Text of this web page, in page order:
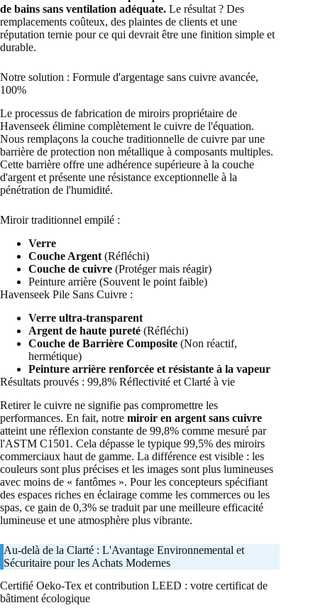
de bains sans ventilation adéquate. Le résultat ? Des
remplacements coûteux, des plaintes de clients et une
réputation ternie pour ce qui devrait être une finition simple et
durable.
Notre solution : Formule d'argentage sans cuivre avancée,
100%
Le processus de fabrication de miroirs propriétaire de
Havenseek élimine complètement le cuivre de l'équation.
Nous remplaçons la couche traditionnelle de cuivre par une
barrière de protection non métallique à composants multiples.
Cette barrière offre une adhérence supérieure à la couche
d'argent et présente une résistance exceptionnelle à la
pénétration de l'humidité.
Miroir traditionnel empilé :
Verre
Couche Argent (Réfléchi)
Couche de cuivre (Protéger mais réagir)
Peinture arrière (Souvent le point faible)
Havenseek Pile Sans Cuivre :
Verre ultra-transparent
Argent de haute pureté (Réfléchi)
Couche de Barrière Composite (Non réactif,
hermétique)
Peinture arrière renforcée et résistante à la vapeur
Résultats prouvés : 99,8% Réflectivité et Clarté à vie
Retirer le cuivre ne signifie pas compromettre les
performances. En fait, notre miroir en argent sans cuivre
atteint une réflexion constante de 99,8% comme mesuré par
l'ASTM C1501. Cela dépasse le typique 99,5% des miroirs
commerciaux haut de gamme. La différence est visible : les
couleurs sont plus précises et les images sont plus lumineuses
avec moins de « fantômes ». Pour les concepteurs spécifiant
des espaces riches en éclairage comme les commerces ou les
spas, ce gain de 0,3% se traduit par une meilleure efficacité
lumineuse et une atmosphère plus vibrante.
Au-delà de la Clarté : L'Avantage Environnemental et
Sécuritaire pour les Achats Modernes
Certifié Oeko-Tex et contribution LEED : votre certificat de
bâtiment écologique